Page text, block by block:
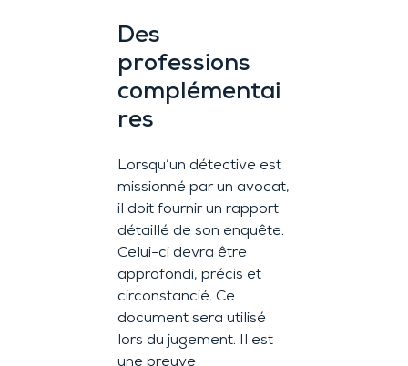
Des
professions
complémentai
res
Lorsqu’un détective est
missionné par un avocat,
il doit fournir un rapport
détaillé de son enquête.
Celui-ci devra être
approfondi, précis et
circonstancié. Ce
document sera utilisé
lors du jugement. Il est
une preuve